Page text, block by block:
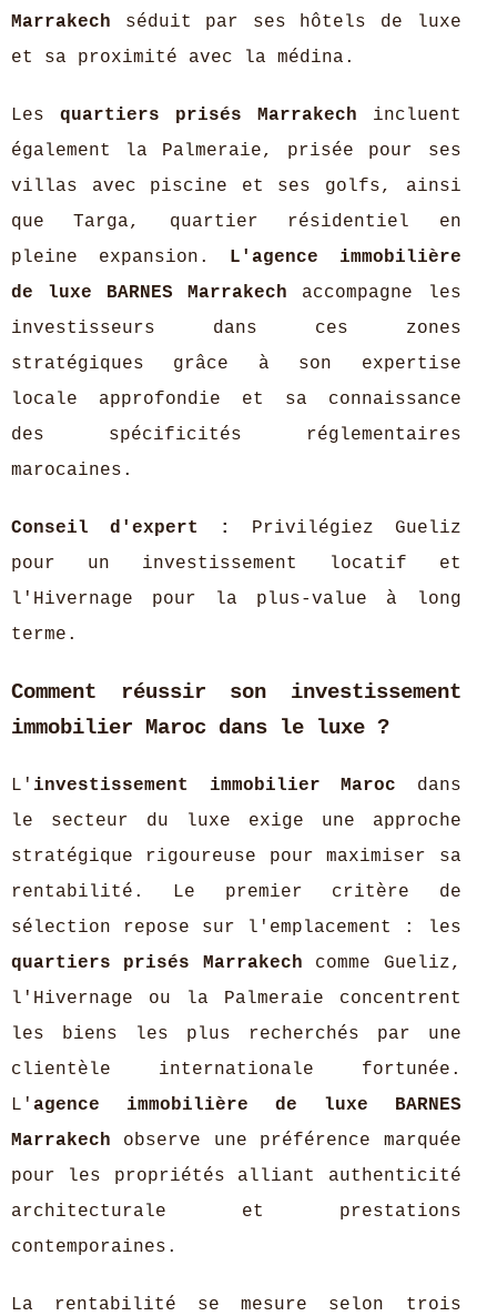
Marrakech séduit par ses hôtels de luxe
et sa proximité avec la médina.
Les quartiers prisés Marrakech incluent
également la Palmeraie, prisée pour ses
villas avec piscine et ses golfs, ainsi
que Targa, quartier résidentiel en
pleine expansion.
L'agence immobilière
de luxe BARNES Marrakech accompagne les
investisseurs dans ces zones
stratégiques grâce à son expertise
locale approfondie et sa connaissance
des spécificités réglementaires
marocaines.
Conseil d'expert :
Privilégiez Gueliz
pour un investissement locatif et
l'Hivernage pour la plus-value à long
terme.
Comment réussir son investissement
immobilier Maroc dans le luxe ?
L' investissement immobilier Maroc dans
le secteur du luxe exige une approche
stratégique rigoureuse pour maximiser sa
rentabilité. Le premier critère de
sélection repose sur l'emplacement : les
quartiers prisés Marrakech comme Gueliz,
l'Hivernage ou la Palmeraie concentrent
les biens les plus recherchés par une
clientèle internationale fortunée.
L' agence immobilière de luxe BARNES
Marrakech observe une préférence marquée
pour les propriétés alliant authenticité
architecturale et prestations
contemporaines.
La rentabilité se mesure selon trois